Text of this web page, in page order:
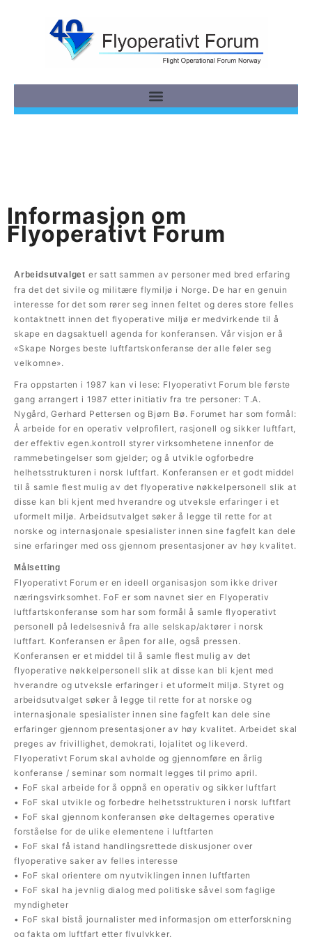
Informasjon om
Flyoperativt Forum
Arbeidsutvalget er satt sammen av personer med bred erfaring
fra det det sivile og militære flymiljø i Norge. De har en genuin
interesse for det som rører seg innen feltet og deres store felles
kontaktnett innen det flyoperative miljø er medvirkende til å
skape en dagsaktuell agenda for konferansen. Vår visjon er å
«Skape Norges beste luftfartskonferanse der alle føler seg
velkomne».
Fra oppstarten i 1987 kan vi lese: Flyoperativt Forum ble første
gang arrangert i 1987 etter initiativ fra tre personer: T.A.
Nygård, Gerhard Pettersen og Bjørn Bø. Forumet har som formål:
Å arbeide for en operativ velprofilert, rasjonell og sikker luftfart,
der effektiv egen.kontroll styrer virksom­hetene innenfor de
rammebetingelser som gjelder; og å utvikle ogforbedre
helhetsstrukturen i norsk luftfart. Konferansen er et godt middel
til å samle flest mulig av det flyoperative nøkkelpersonell slik at
disse kan bli kjent med hverandre og utveksle erfaringer i et
uformelt miljø. Arbeidsutvalget søker å legge til rette for at
norske og internasjonale spesialister innen sine fagfelt kan dele
sine erfaringer med oss gjennom presentasjoner av høy kvalitet.
Målsetting
Flyoperativt Forum er en ideell organisasjon som ikke driver
næringsvirksomhet. FoF er som navnet sier en Flyoperativ
luftfartskonferanse som har som formål å samle flyoperativt
personell på ledelsesnivå fra alle selskap/aktører i norsk
luftfart. Konferansen er åpen for alle, også pressen.
Konferansen er et middel til å samle flest mulig av det
flyoperative nøkkelpersonell slik at disse kan bli kjent med
hverandre og utveksle erfaringer i et uformelt miljø. Styret og
arbeidsutvalget søker å legge til rette for at norske og
internasjonale spesialister innen sine fagfelt kan dele sine
erfaringer gjennom presentasjoner av høy kvalitet. Arbeidet skal
preges av frivillighet, demokrati, lojalitet og likeverd.
Flyoperativt Forum skal avholde og gjennomføre en årlig
konferanse / seminar som normalt legges til primo april.
• FoF skal arbeide for å oppnå en operativ og sikker luftfart
• FoF skal utvikle og forbedre helhetsstrukturen i norsk luftfart
• FoF skal gjennom konferansen øke deltagernes operative
forståelse for de ulike elementene i luftfarten
• FoF skal få istand handlingsrettede diskusjoner over
flyoperative saker av felles interesse
• FoF skal orientere om nyutviklingen innen luftfarten
• FoF skal ha jevnlig dialog med politiske såvel som faglige
myndigheter
• FoF skal bistå journalister med informasjon om etterforskning
og fakta om luftfart etter flyulykker.